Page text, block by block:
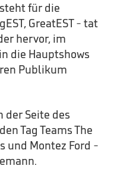
steht für die
GreatEST - tat
hervor, im
die Hauptshows
Publikum
der Seite des
Tag Teams The
und Montez Ford -